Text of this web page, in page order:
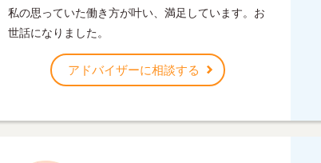
私の思っていた働き方が叶い、満足しています。お
世話になりました。
アドバイザーに相談する